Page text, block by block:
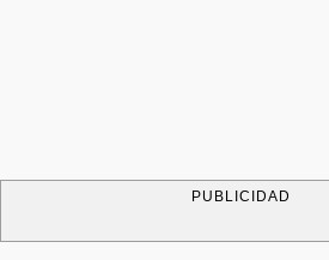
PUBLICIDAD